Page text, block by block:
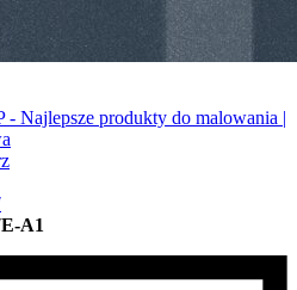
- Najlepsze produkty do malowania |
A1